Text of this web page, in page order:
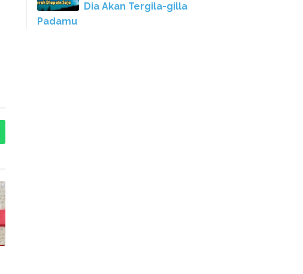
Dia Akan Tergila-gilla
Padamu